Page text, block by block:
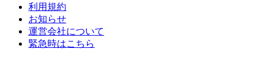
利用規約
お知らせ
運営会社について
緊急時はこちら